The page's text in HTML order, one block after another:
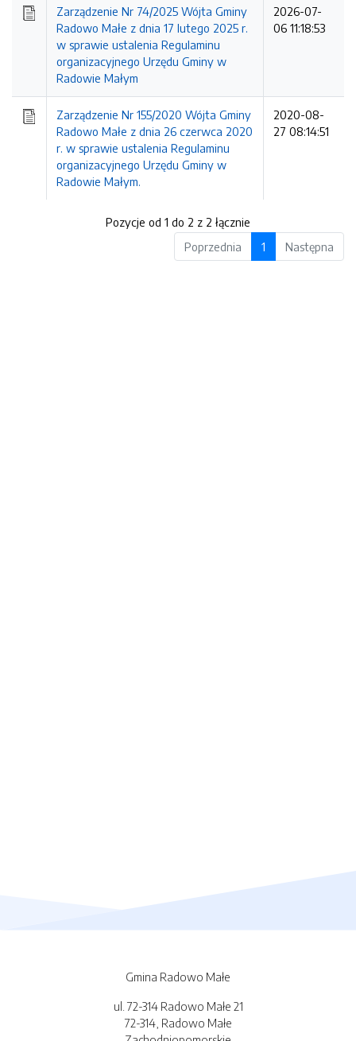
Zarządzenie Nr 74/2025 Wójta Gminy
Radowo Małe z dnia 17 lutego 2025 r.
w sprawie ustalenia Regulaminu
organizacyjnego Urzędu Gminy w
Radowie Małym
2026-07-
06 11:18:53
Zarządzenie Nr 155/2020 Wójta Gminy
Radowo Małe z dnia 26 czerwca 2020
r. w sprawie ustalenia Regulaminu
organizacyjnego Urzędu Gminy w
Radowie Małym.
2020-08-
27 08:14:51
Pozycje od 1 do 2 z 2 łącznie
Poprzednia
1 Następna
Gmina Radowo Małe
ul. 72-314 Radowo Małe 21
72-314, Radowo Małe